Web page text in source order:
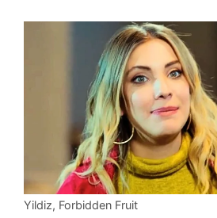
Yildiz, Forbidden Fruit